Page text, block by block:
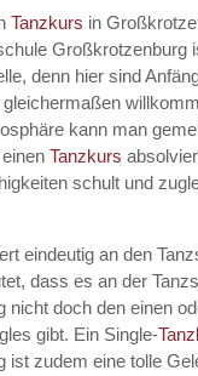
Tanzkurs in
Großkrotzenburg
denn hier sind
kann man
Tanzkurs
schult und
eindeutig an den
dass es an der
nicht doch den einen
gibt. Ein Single-
ist zudem eine tolle